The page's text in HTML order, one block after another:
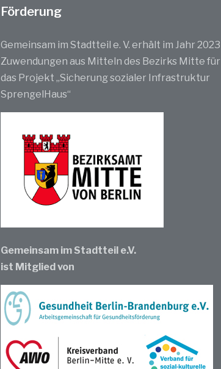
Förderung
Gemeinsam im Stadtteil e. V. erhält im Jahr 2023
Zuwendungen aus Mitteln des Bezirks Mitte für
das Projekt „Sicherung sozialer Infrastruktur
SprengelHaus“
Gemeinsam im Stadtteil e.V.
ist Mitglied von